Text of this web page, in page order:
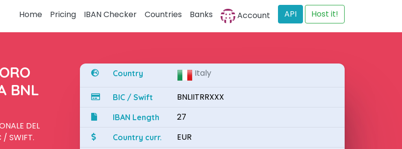
Home Pricing IBAN Checker Countries Banks Account API Host it!
BNL
DEL
/ SWIFT.
Country Italy
BIC / Swift BNLIITRRXXX
IBAN Length 27
Country curr. EUR